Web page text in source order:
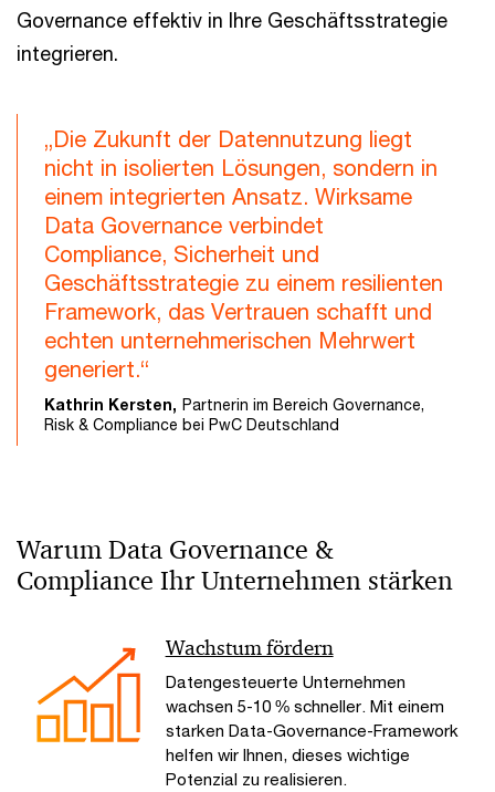
Governance effektiv in Ihre Geschäftsstrategie
integrieren.
„Die Zukunft der Datennutzung liegt
nicht in isolierten Lösungen, sondern in
einem integrierten Ansatz. Wirksame
Data Governance verbindet
Compliance, Sicherheit und
Geschäftsstrategie zu einem resilienten
Framework, das Vertrauen schafft und
echten unternehmerischen Mehrwert
generiert.“
Kathrin Kersten, Partnerin im Bereich Governance,
Risk & Compliance bei PwC Deutschland
Warum Data Governance &
Compliance Ihr Unternehmen stärken
Wachstum fördern
Datengesteuerte Unternehmen
wachsen 5-10 % schneller. Mit einem
starken Data-Governance-Framework
helfen wir Ihnen, dieses wichtige
Potenzial zu realisieren.